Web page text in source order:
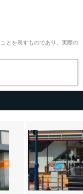
とを表すものであり、実際の